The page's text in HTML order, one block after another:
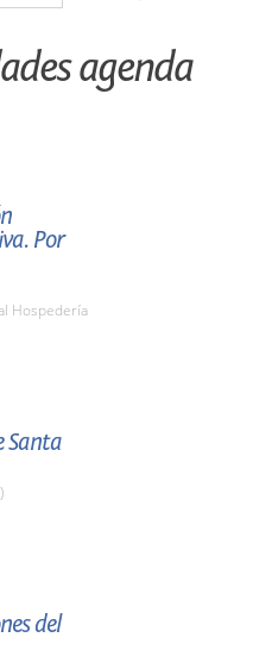
agenda
Por
Hospedería
Santa
del